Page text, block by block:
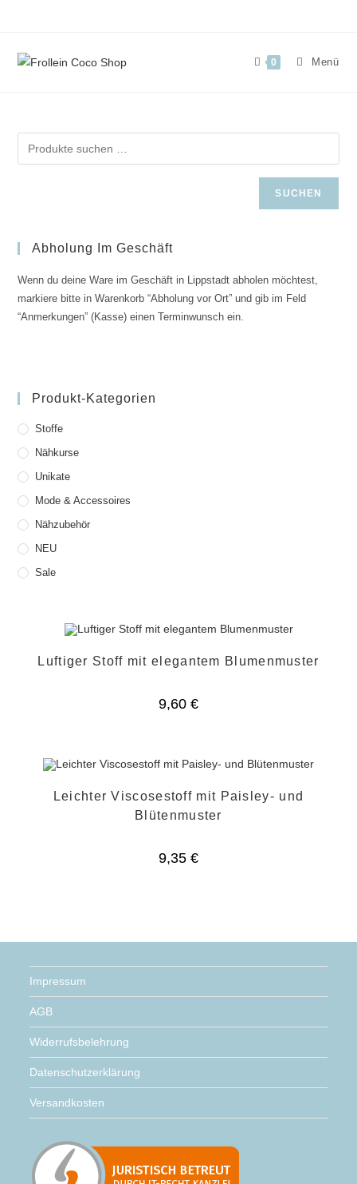
0 Menü
SUCHEN
Abholung Im Geschäft
Wenn du deine Ware im Geschäft in Lippstadt abholen möchtest,
markiere bitte in Warenkorb “Abholung vor Ort” und gib im Feld
“Anmerkungen” (Kasse) einen Terminwunsch ein.
Produkt-Kategorien
Stoffe
Nähkurse
Unikate
Mode & Accessoires
Nähzubehör
NEU
Sale
Luftiger Stoff mit elegantem Blumenmuster
9,60 €
Leichter Viscosestoff mit Paisley- und
Blütenmuster
9,35 €
Impressum
AGB
Widerrufsbelehrung
Datenschutzerklärung
Versandkosten